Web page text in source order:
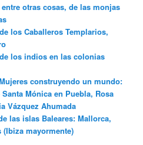
otras cosas, de las monjas
los Caballeros Templarios,
los indios en las colonias
construyendo un mundo:
Mónica en Puebla, Rosa
Vázquez Ahumada
las islas Baleares: Mallorca,
mayormente)